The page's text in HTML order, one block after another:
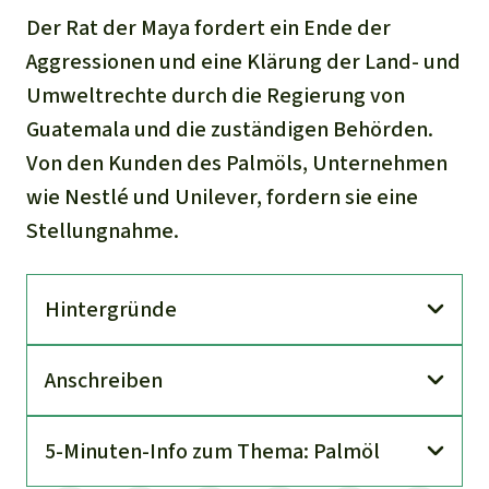
Der Rat der Maya fordert ein Ende der
Aggressionen und eine Klärung der Land- und
Umweltrechte durch die Regierung von
Guatemala und die zuständigen Behörden.
Von den Kunden des Palmöls, Unternehmen
wie Nestlé und Unilever, fordern sie eine
Stellungnahme.
Hinter­gründe
An­schreiben
5-Minuten-Info zum Thema: Palmöl